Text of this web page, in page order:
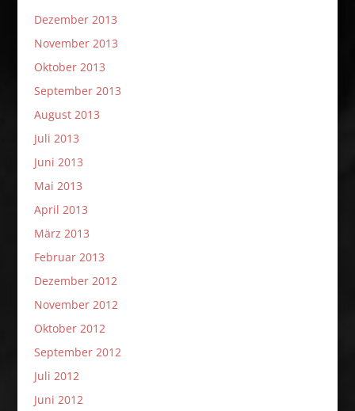
Dezember 2013
November 2013
Oktober 2013
September 2013
August 2013
Juli 2013
Juni 2013
Mai 2013
April 2013
März 2013
Februar 2013
Dezember 2012
November 2012
Oktober 2012
September 2012
Juli 2012
Juni 2012